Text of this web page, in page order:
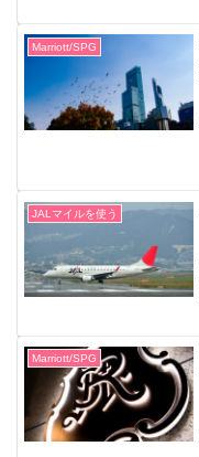
Marriott/SPG
JALマイルを使う
Marriott/SPG